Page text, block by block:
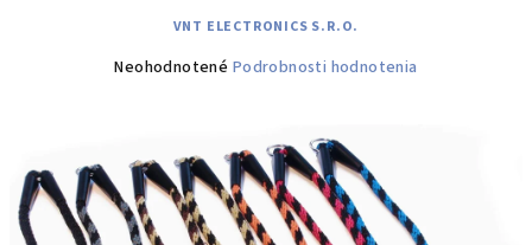
VNT ELECTRONICS S.R.O.
Priemerné
0,0
z
5
hviezdičiek.
Neohodnotené Podrobnosti hodnotenia